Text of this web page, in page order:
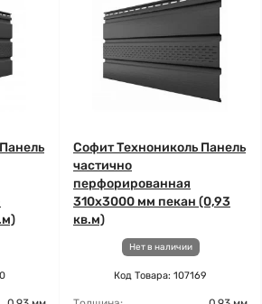
Софит Технониколь Панель
частично
перфорированная
310х3000 мм пекан (0,93
кв.м)
Нет в наличии
Код Товара: 107169